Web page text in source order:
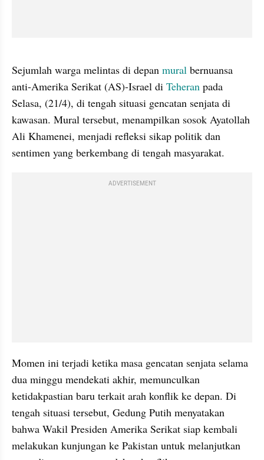
Sejumlah warga melintas di depan mural bernuansa
anti-Amerika Serikat (AS)-Israel di Teheran pada
Selasa, (21/4), di tengah situasi gencatan senjata di
kawasan. Mural tersebut, menampilkan sosok Ayatollah
Ali Khamenei, menjadi refleksi sikap politik dan
sentimen yang berkembang di tengah masyarakat.
ADVERTISEMENT
Momen ini terjadi ketika masa gencatan senjata selama
dua minggu mendekati akhir, memunculkan
ketidakpastian baru terkait arah konflik ke depan. Di
tengah situasi tersebut, Gedung Putih menyatakan
bahwa Wakil Presiden Amerika Serikat siap kembali
melakukan kunjungan ke Pakistan untuk melanjutkan